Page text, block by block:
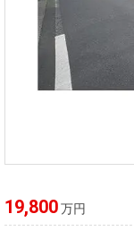
19,800万円